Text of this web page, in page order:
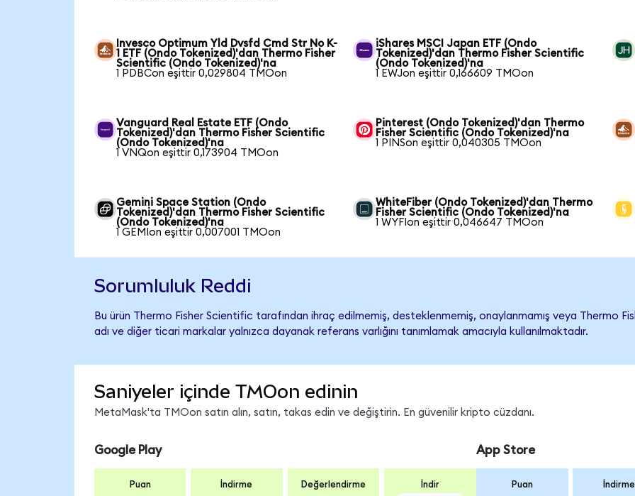
Invesco Optimum Yld Dvsfd Cmd Str No K-
1 ETF (Ondo Tokenized)'dan Thermo Fisher
Scientific (Ondo Tokenized)'na
1 PDBCon eşittir 0,029804 TMOon
iShares MSCI Japan ETF (Ondo
Tokenized)'dan Thermo Fisher Scientific
(Ondo Tokenized)'na
1 EWJon eşittir 0,166609 TMOon
Vanguard Real Estate ETF (Ondo
Tokenized)'dan Thermo Fisher Scientific
(Ondo Tokenized)'na
1 VNQon eşittir 0,173904 TMOon
Pinterest (Ondo Tokenized)'dan Thermo
Fisher Scientific (Ondo Tokenized)'na
1 PINSon eşittir 0,040305 TMOon
Gemini Space Station (Ondo
Tokenized)'dan Thermo Fisher Scientific
(Ondo Tokenized)'na
1 GEMIon eşittir 0,007001 TMOon
WhiteFiber (Ondo Tokenized)'dan Thermo
Fisher Scientific (Ondo Tokenized)'na
1 WYFIon eşittir 0,046647 TMOon
Sorumluluk Reddi
Bu ürün Thermo Fisher Scientific tarafından ihraç edilmemiş, desteklenmemiş, onaylanmamış veya Thermo
adı ve diğer ticari markalar yalnızca dayanak referans varlığını tanımlamak amacıyla kullanılmaktadır.
Saniyeler içinde TMOon edinin
MetaMask'ta TMOon satın alın, satın, takas edin ve değiştirin. En güvenilir kripto cüzdanı.
Google Play
Puan İndirme Değerlendirme İndir
App Store
Puan İndirme